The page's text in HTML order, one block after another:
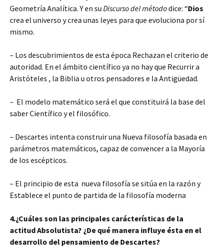
Geometría Analítica. Y en su Discurso del métododice: “Dios
crea el universo y crea unas leyes para que evoluciona por sí
mismo.
– Los descubrimientos de esta época Rechazan el criterio de
autoridad. En el ámbito científico ya no hay que Recurrir a
Aristóteles , la Biblia u otros pensadores e la Antigüedad.
– El modelo matemático será el que constituirá la base del
saber Científico y el filosófico.
– Descartes intenta construir una Nueva filosofía basada en
parámetros matemáticos, capaz de convencer a la Mayoría
de los escépticos.
– El principio de esta nueva filosofía se sitúa en la razón y
Establece el punto de partida de la filosofía moderna
4.¿Cuáles son las principales carácterísticas de la
actitud Absolutista? ¿De qué manera influye ésta en el
desarrollo del pensamiento de Descartes?